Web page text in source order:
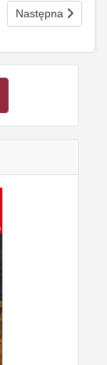
Następna strona:
Następna